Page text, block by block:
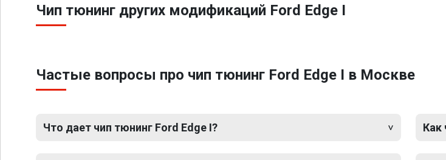
Чип тюнинг других модификаций Ford Edge I
Частые вопросы про чип тюнинг Ford Edge I в Москве
Что дает чип тюнинг Ford Edge I? Как